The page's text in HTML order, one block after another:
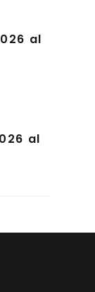
al
al